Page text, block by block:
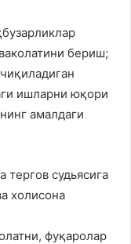
бериш;
ишларни юқори
амалдаги
тергов судьясига
холисона
фуқаролар